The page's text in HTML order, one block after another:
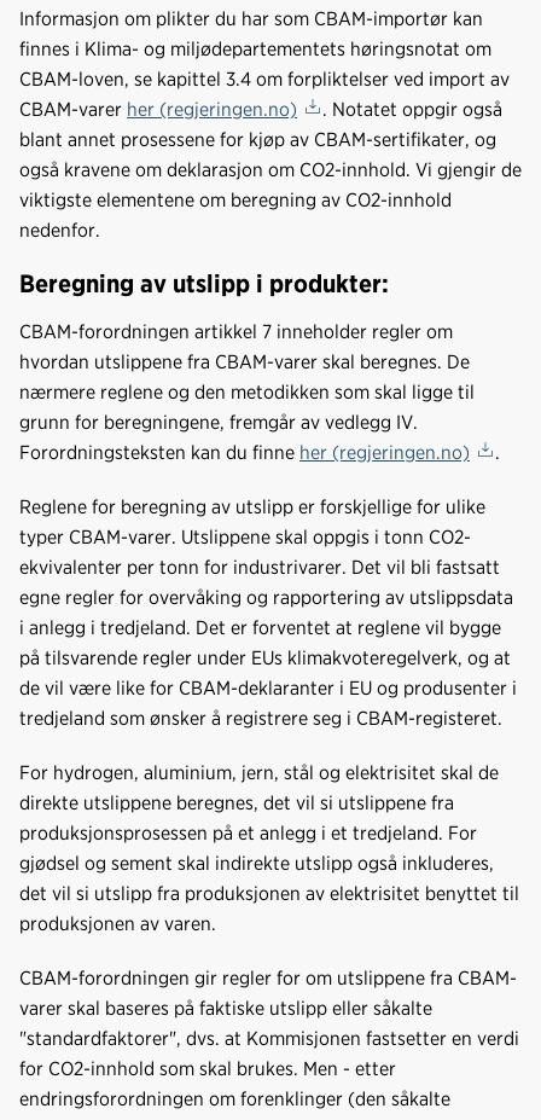
Informasjon om plikter du har som CBAM-importør kan
finnes i Klima- og miljødepartementets høringsnotat om
CBAM-loven, se kapittel 3.4 om forpliktelser ved import av
CBAM-varer her (regjeringen.no)
. Notatet oppgir også
blant annet prosessene for kjøp av CBAM-sertifikater, og
også kravene om deklarasjon om CO2-innhold. Vi gjengir de
viktigste elementene om beregning av CO2-innhold
nedenfor.
Beregning av utslipp i produkter:
CBAM-forordningen artikkel 7 inneholder regler om
hvordan utslippene fra CBAM-varer skal beregnes. De
nærmere reglene og den metodikken som skal ligge til
grunn for beregningene, fremgår av vedlegg IV.
Forordningsteksten kan du finne her (regjeringen.no) .
Reglene for beregning av utslipp er forskjellige for ulike
typer CBAM-varer. Utslippene skal oppgis i tonn CO2-
ekvivalenter per tonn for industrivarer. Det vil bli fastsatt
egne regler for overvåking og rapportering av utslippsdata
i anlegg i tredjeland. Det er forventet at reglene vil bygge
på tilsvarende regler under EUs klimakvoteregelverk, og at
de vil være like for CBAM-deklaranter i EU og produsenter i
tredjeland som ønsker å registrere seg i CBAM-registeret.
For hydrogen, aluminium, jern, stål og elektrisitet skal de
direkte utslippene beregnes, det vil si utslippene fra
produksjonsprosessen på et anlegg i et tredjeland. For
gjødsel og sement skal indirekte utslipp også inkluderes,
det vil si utslipp fra produksjonen av elektrisitet benyttet til
produksjonen av varen.
CBAM-forordningen gir regler for om utslippene fra CBAM-
varer skal baseres på faktiske utslipp eller såkalte
"standardfaktorer", dvs. at Kommisjonen fastsetter en verdi
for CO2-innhold som skal brukes. Men - etter
endringsforordningen om forenklinger (den såkalte